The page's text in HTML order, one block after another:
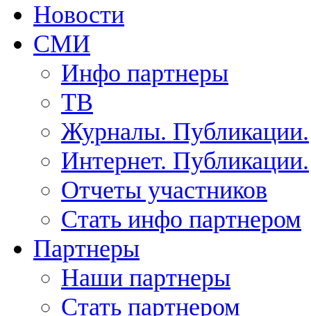
Новости
СМИ
Инфо партнеры
ТВ
Журналы. Публикации.
Интернет. Публикации.
Отчеты участников
Стать инфо партнером
Партнеры
Наши партнеры
Стать партнером